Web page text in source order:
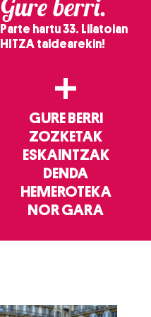
Gure berri.
Parte hartu 33. Lilatoian
HITZA taldearekin!
+
GURE BERRI
ZOZKETAK
ESKAINTZAK
DENDA
HEMEROTEKA
NOR GARA